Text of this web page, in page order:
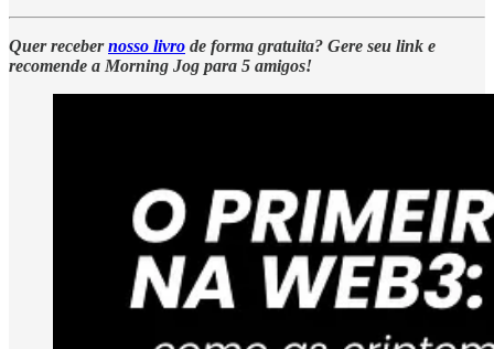
Quer recebernosso livro de forma gratuita? Gere seu link e
recomende a Morning Jog para 5 amigos!